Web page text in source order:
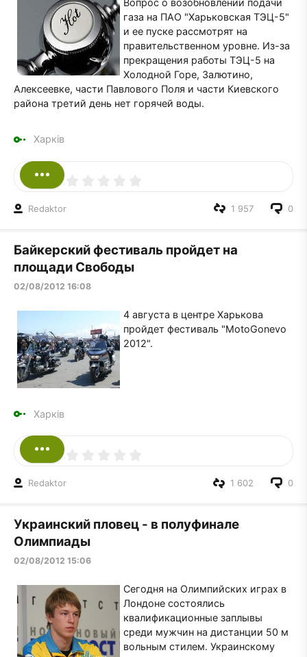
газа на ПАО "Харьковская ТЭЦ-5"
и ее пуске рассмотрят на
правительственном уровне. Из-за
прекращения работы ТЭЦ-5 на
Холодной Горе, Залютино,
Алексеевке, части Павлового Поля и части Киевского
района третий день нет горячей воды.
Харків
Redaktor 0
1 957
Байкерский фестиваль пройдет на
площади Свободы
02/08/2012 16:08
4 августа в центре Харькова
пройдет фестиваль "МotoGonevo
2012".
Харків
Redaktor 0
1 602
Украинский пловец - в полуфинале
Олимпиады
02/08/2012 15:06
Сегодня на Олимпийских играх в
Лондоне состоялись
квалификационные заплывы
среди мужчин на дистанции 50 м
вольным стилем. Украинскому